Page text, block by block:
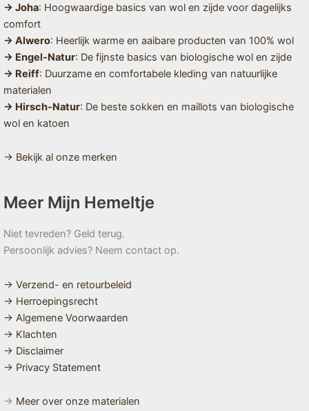
→ Joha: Hoogwaardige basics van wol en zijde voor dagelijks
comfort
→ Alwero: Heerlijk warme en aaibare producten van 100% wol
→ Engel-Natur: De fijnste basics van biologische wol en zijde
→ Reiff: Duurzame en comfortabele kleding van natuurlijke
materialen
→ Hirsch-Natur: De beste sokken en maillots van biologische
wol en katoen
→ Bekijk al onze merken
Meer Mijn Hemeltje
Niet tevreden? Geld terug.
Persoonlijk advies? Neem contact op.
→ Verzend- en retourbeleid
→ Herroepingsrecht
→ Algemene Voorwaarden
→ Klachten
→ Disclaimer
→ Privacy Statement
→ Meer over onze materialen